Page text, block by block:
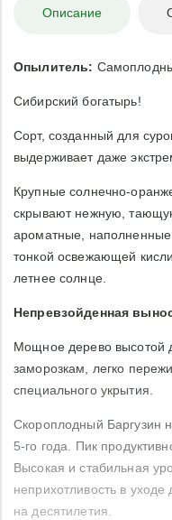
Описание
Опылитель:
Сибирский богатырь!
Сорт, созданный для
выдерживает даже
Крупные солнечно-
скрывают нежную,
ароматные,
тонкой освежающей
летнее солнце.
Непревзойденная
Мощное дерево высотой
заморозкам, легко
специального укрытия.
Скороплодный Баргузин
5-го года. Пик
Высокая и стабильная
неприхотливость в
на десятилетия.